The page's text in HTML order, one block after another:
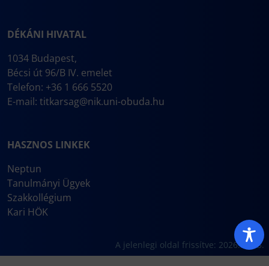
DÉKÁNI HIVATAL
1034 Budapest,
Bécsi út 96/B IV. emelet
Telefon: +36 1 666 5520
E-mail: titkarsag@nik.uni-obuda.hu
HASZNOS LINKEK
Neptun
Tanulmányi Ügyek
Szakkollégium
Kari HÖK
A jelenlegi oldal frissítve: 2026.06.03.